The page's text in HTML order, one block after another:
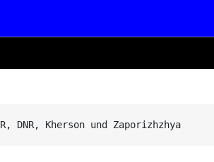
DNR, Kherson und Zaporizhzhya